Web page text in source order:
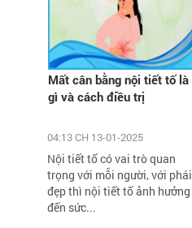
Mất cân bằng nội tiết tố là
gì và cách điều trị
04:13 CH 13-01-2025
Nội tiết tố có vai trò quan
trọng với mỗi người, với phái
đẹp thì nội tiết tố ảnh hưởng
đến sức...